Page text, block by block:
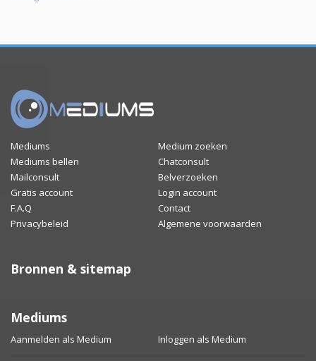
Mediums
Medium zoeken
Mediums bellen
Chatconsult
Mailconsult
Belverzoeken
Gratis account
Login account
F.A.Q
Contact
Privacybeleid
Algemene voorwaarden
Bronnen & sitemap
Mediums
Aanmelden als Medium Inloggen als Medium